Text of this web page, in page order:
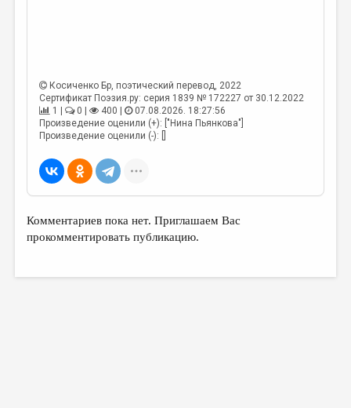
Косиченко Бр , поэтический перевод, 2022
Сертификат Поэзия.ру: серия 1839 № 172227 от 30.12.2022
1 |
0 | 400 |
07.08.2026. 18:27:56
Произведение оценили (+): ["Нина Пьянкова"]
Произведение оценили (-): []
Комментариев пока нет. Приглашаем Вас
прокомментировать публикацию.